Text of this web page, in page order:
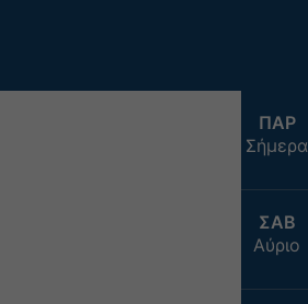
ΠΑΡ
Σήμερα
ΣΑΒ
Αύριο